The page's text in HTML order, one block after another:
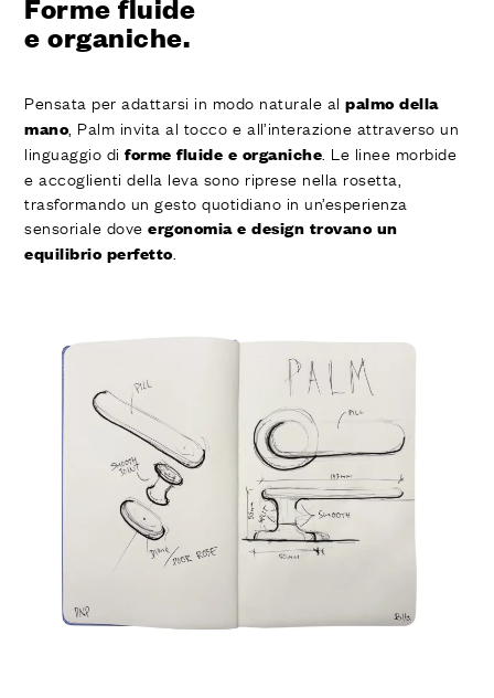
e organiche.
Pensata per adattarsi in modo naturale alpalmo della
mano, Palm invita al tocco e all’interazione attraverso un
linguaggio diforme fluide e organiche . Le linee morbide
e accoglienti della leva sono riprese nella rosetta,
trasformando un gesto quotidiano in un’esperienza
sensoriale doveergonomia e design trovano un
equilibrio perfetto.